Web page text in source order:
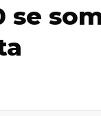
marzo
2023
se